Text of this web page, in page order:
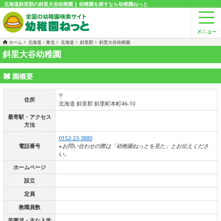
北海道斜里郡の斜里大谷幼稚園 | 幼稚園を探すなら幼稚園ねっと
ホーム 北海道・東北 北海道 斜里郡 斜里大谷幼稚園
斜里大谷幼稚園
園概要
住所
〒
北海道 斜里郡 斜里町本町46-10
最寄駅・アクセス
方法
電話番号
0152-23-3880
※お問い合わせの際は「幼稚園ねっとを見た」とお伝えくださ
い。
ホームページ
設立
定員
教職員数